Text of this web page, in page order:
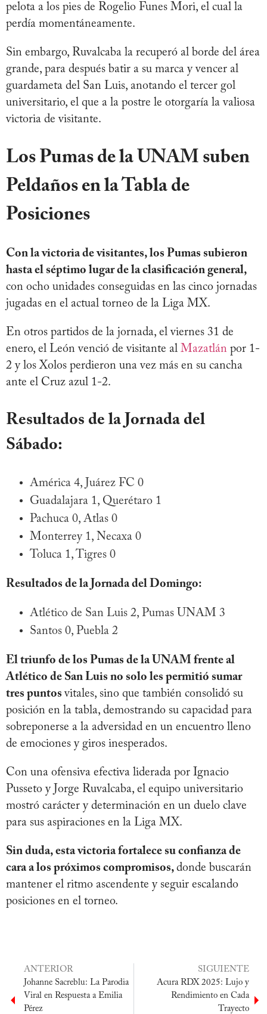
pelota a los pies de Rogelio Funes Mori, el cual la
perdía momentáneamente.
Sin embargo, Ruvalcaba la recuperó al borde del área
grande, para después batir a su marca y vencer al
guardameta del San Luis, anotando el tercer gol
universitario, el que a la postre le otorgaría la valiosa
victoria de visitante.
Los Pumas de la UNAM suben
Peldaños en la Tabla de
Posiciones
Con la victoria de visitantes, los Pumas subieron
hasta el séptimo lugar de la clasificación general,
con ocho unidades conseguidas en las cinco jornadas
jugadas en el actual torneo de la Liga MX.
En otros partidos de la jornada, el viernes 31 de
enero, el León venció de visitante al Mazatlán por 1-
2 y los Xolos perdieron una vez más en su cancha
ante el Cruz azul 1-2.
Resultados de la Jornada del
Sábado:
América 4, Juárez FC 0
Guadalajara 1, Querétaro 1
Pachuca 0, Atlas 0
Monterrey 1, Necaxa 0
Toluca 1, Tigres 0
Resultados de la Jornada del Domingo:
Atlético de San Luis 2, Pumas UNAM 3
Santos 0, Puebla 2
El triunfo de los Pumas de la UNAM frente al
Atlético de San Luis no solo les permitió sumar
tres puntosvitales, sino que también consolidó su
posición en la tabla, demostrando su capacidad para
sobreponerse a la adversidad en un encuentro lleno
de emociones y giros inesperados.
Con una ofensiva efectiva liderada por Ignacio
Pusseto y Jorge Ruvalcaba, el equipo universitario
mostró carácter y determinación en un duelo clave
para sus aspiraciones en la Liga MX.
Sin duda, esta victoria fortalece su confianza de
cara a los próximos compromisos, donde buscarán
mantener el ritmo ascendente y seguir escalando
posiciones en el torneo.
ANTERIOR
Johanne Sacreblu: La Parodia
Viral en Respuesta a Emilia
Pérez
SIGUIENTE
Acura RDX 2025: Lujo y
Rendimiento en Cada
Trayecto